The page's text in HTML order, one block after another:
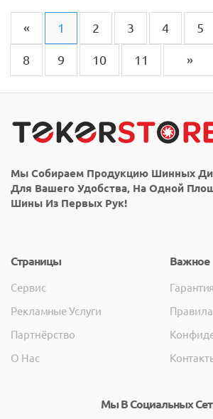
« 1 2 3 4 5
8 9 10 11 »
Мы Собираем Продукцию Шинных
Для Вашего Удобства, На Одной
Шины Из Первых Рук!
Страницы
Сервис
Рекламные Услуги
Партнёрство
О Нас
Важное
Гарантия
Правила
Мы В Социальных